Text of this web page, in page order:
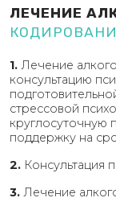
ЛЕЧЕНИЕ
1. Лечение
консультацию
стрессовой
круглосуточную
поддержку на
2. Консультация
3. Лечение